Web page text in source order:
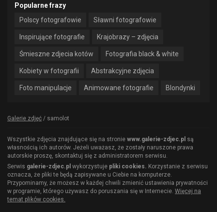
Popularne frazy
Polscy fotografowie
Sławni fotografowie
Inspirujące fotografie Krajobrazy – zdjęcia
Śmieszne zdjecia kotów Fotografia black & white
Kobiety w fotografii Abstrakcyjne zdjęcia
Foto manipulacje Animowane fotografie Blondynki
Galerie zdjęć / samolot
Wszystkie zdjęcia znajdujące się na stronie www.galerie-zdjec.pl są
własnością ich autorów. Jeżeli uważasz, że zostały naruszone prawa
autorskie proszę, skontaktuj się z administratorem serwisu.
Serwis galerie-zdjec.pl wykorzystuje pliki cookies. Korzystanie z serwisu
oznacza, że pliki te będą zapisywane u Ciebie na komputerze.
Przypominamy, że możesz w każdej chwili zmienić ustawienia prywatności
w programie, którego używasz do poruszania się w Internecie. Więcej na
temat plików cookies.